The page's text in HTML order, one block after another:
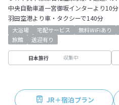
中央自動車道一宮御坂インターより10分
羽田空港より車・タクシーで140分
大浴場 宅配サービス 無料WiFiあり
旅館
送迎有り
日本旅行 収集中
JR＋宿泊プラン